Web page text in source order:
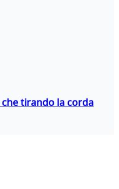
tirando la corda